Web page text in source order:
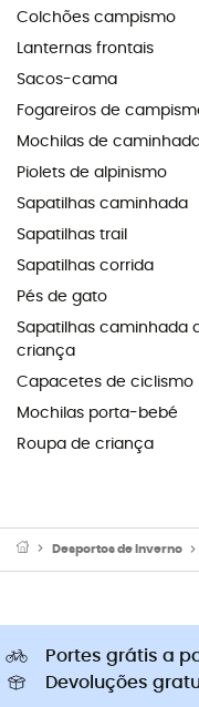
Colchões campismo
Lanternas frontais
Sacos-cama
Fogareiros de
Mochilas de
Piolets de alpinismo
Sapatilhas caminhada
Sapatilhas trail
Sapatilhas corrida
Pés de gato
Sapatilhas caminhada
criança
Capacetes de ciclismo
Mochilas porta-bebé
Roupa de criança
Desportos de Inverno
Portes grátis a
Devoluções